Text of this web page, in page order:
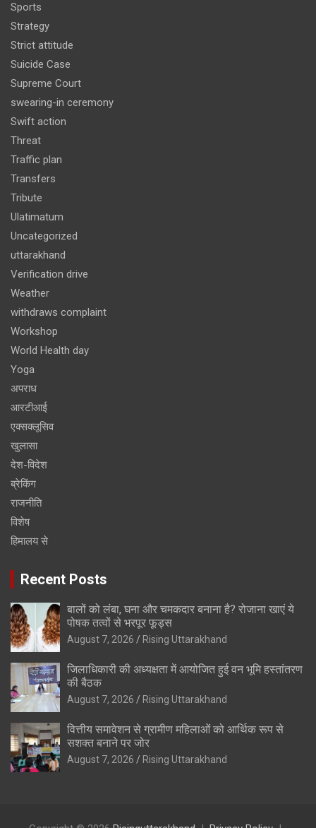
Sports
Strategy
Strict attitude
Suicide Case
Supreme Court
swearing-in ceremony
Swift action
Threat
Traffic plan
Transfers
Tribute
Ulatimatum
Uncategorized
uttarakhand
Verification drive
Weather
withdraws complaint
Workshop
World Health day
Yoga
अपराध
आरटीआई
एक्सक्लूसिव
खुलासा
देश-विदेश
ब्रेकिंग
राजनीति
विशेष
हिमालय से
Recent Posts
बालों को लंबा, घना और चमकदार बनाना है? रोजाना खाएं ये
पोषक तत्वों से भरपूर फूड्स
August 7, 2026 Rising Uttarakhand
जिलाधिकारी की अध्यक्षता में आयोजित हुई वन भूमि हस्तांतरण
की बैठक
August 7, 2026 Rising Uttarakhand
वित्तीय समावेशन से ग्रामीण महिलाओं को आर्थिक रूप से
सशक्त बनाने पर जोर
August 7, 2026 Rising Uttarakhand